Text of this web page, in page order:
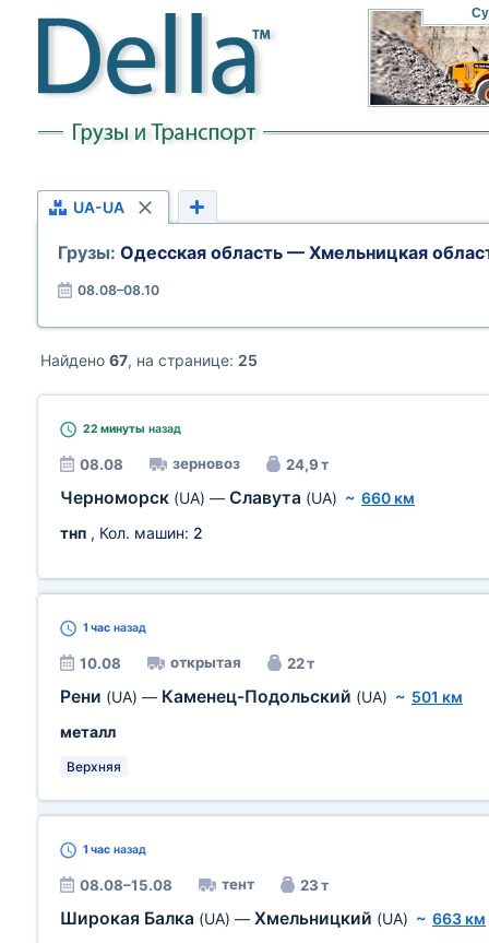
UA-UA
Грузы: Одесская область — Хмельницкая
08.08–08.10
Найдено 67, на странице: 25
22 минуты назад
08.08 зерновоз 24,9 т
Черноморск (UA) — Славута (UA) ~ 660 км
тнп , Кол. машин: 2
1 час назад
10.08 открытая 22 т
Рени (UA) — Каменец-Подольский (UA) ~ 501 км
металл
Верхняя
1 час назад
08.08–15.08 тент 23 т
Широкая Балка (UA) — Хмельницкий (UA) ~ 663 км